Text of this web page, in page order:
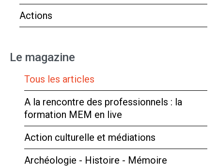
Actions
Le magazine
Tous les articles
A la rencontre des professionnels : la
formation MEM en live
Action culturelle et médiations
Archéologie - Histoire - Mémoire